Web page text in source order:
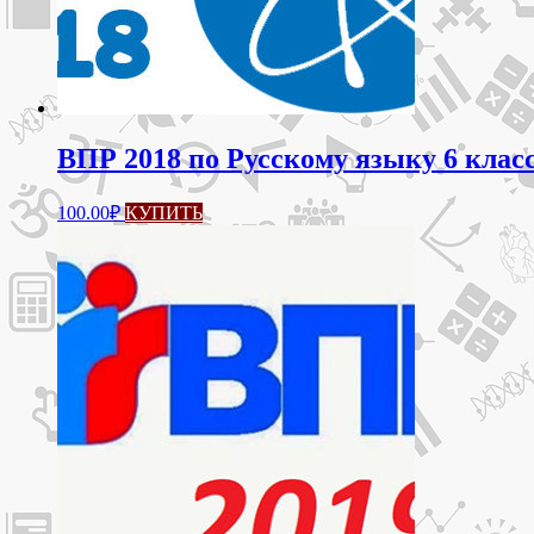
ВПР 2018 по Русскому языку 6
100.00₽ КУПИТЬ